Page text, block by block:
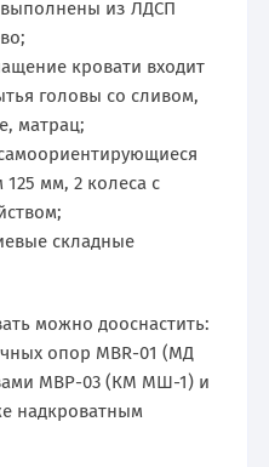
из ЛДСП
кровати входит
головы со сливом,
матрац;
мм, 2 колеса с
складные
можно дооснастить:
опор MBR-01 (МД
MBP-03 (КМ МШ-1) и
надкроватным